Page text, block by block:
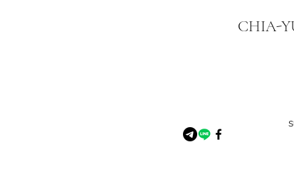
​CHIA-